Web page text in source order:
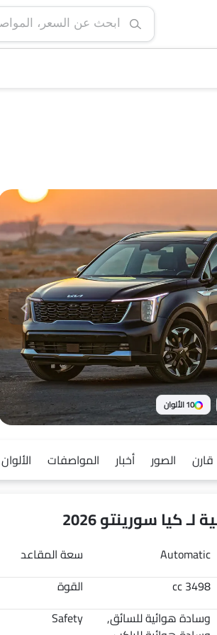
10 الألوان
قارن الصور أخبار المواصفات الألوان
كيا سورينتو 2026
Automatic سعة المقاعد
3498 cc القوة
وسادة هوائية للسائق,
Safety